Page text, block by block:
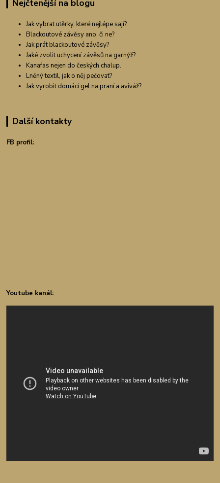
Nejčtenější na blogu
Jak vybrat utěrky, které nejlépe sají?
Blackoutové závěsy ano, či ne?
Jak prát blackoutové závěsy?
Jaké zvolit uchycení závěsů na garnýž?
Kanafas nejen do českých chalup.
Lněný textil, jak o něj pečovat?
Jak vyrobit domácí gel na praní a aviváž?
Další kontakty
FB profil:
Youtube kanál: